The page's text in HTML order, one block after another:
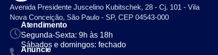
Avenida Presidente Juscelino Kubitschek, 28 - Cj. 101 - Vila
Nova Conceição, São Paulo - SP, CEP 04543-000
Atendimento
Segunda-Sexta: 9h às 18h
Sábados e domingos: fechado
Anuncie